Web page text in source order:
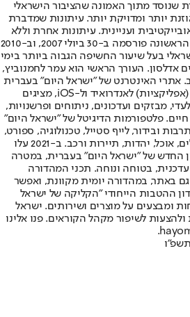
שנוסד מתוך האמונה שהציבור הישראלי
יותר ומדויקת יותר. עיתונות שמדברת
ועניינית. עיתונות אחרת וללא
תשלום. המהדורה המודפסת הראשונה פורסמה ב-30 ביולי 2007, וב-2010
בעל שיעור החשיפה הגבוה ביותר בימי
אדלסון. העורך הראשי הוא עמר לחמנוביץ,
אתרי האינטרנט של "ישראל היום" בעברית
ובאנגלית, כמו כן היישומונים (אפליקציות) לאנדרואיד ול-iOS, מציגים
מבזקים ועדכונים, ניתוחים ופרשנויות,
חיים. פלטפורמות הדיגיטל של "ישראל היום"
ובידור, לייף סטייל, טכנולוגיה, ספורט,
כלכלה וצרכנות, בריאות, חיילים, אוכל, יהדות, תיירות ורכב. ב-2021 עלו
החדש של "ישראל היום" בעברית, במטרה
בטוחה ונוחה. תכני המהדורה
באתר, במהדורה יומית מקוונת, ואפשר
ההטבות הייחודי "הקליקה של ישראל
ומבצעים על מוצרים ושירותים. ישראל
לשיפור מקהל הקוראים. פנו אלינו
תשפ"ו